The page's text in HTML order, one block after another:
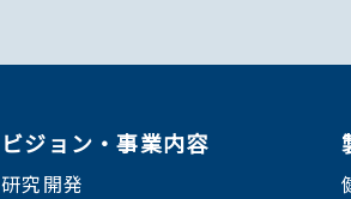
ビジョン・事業内容
研究開発